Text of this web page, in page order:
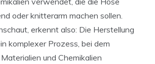
oder knitterarm machen sollen.
erkennt also: Die Herstellung
komplexer Prozess, bei dem
und Chemikalien